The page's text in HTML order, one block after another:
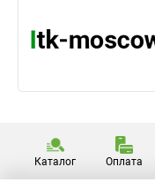
Каталог Оплата